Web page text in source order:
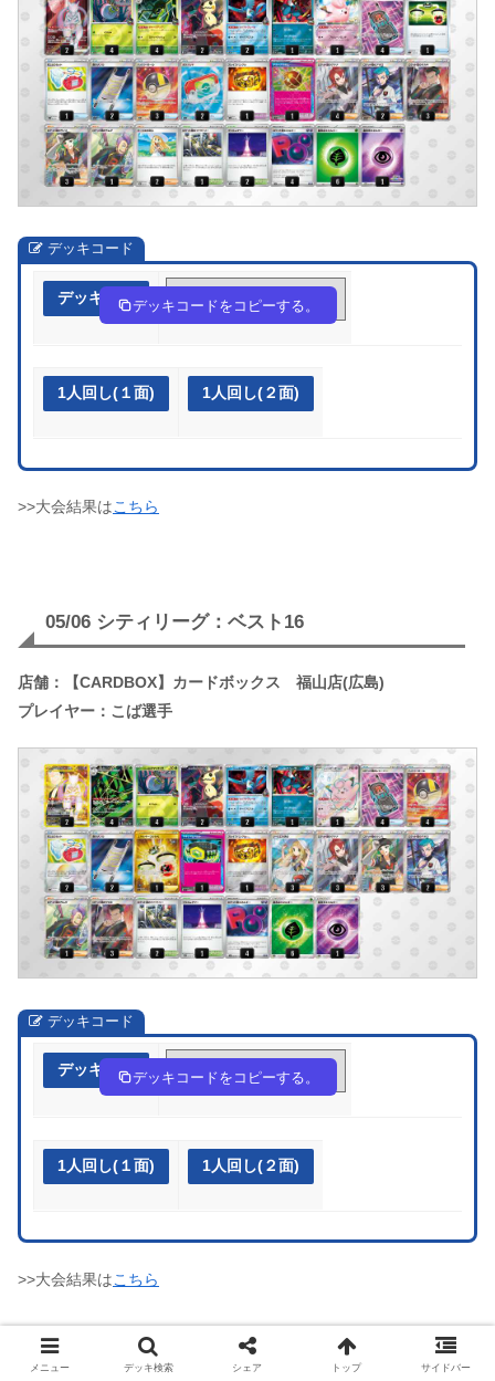
デッキコード
デッキ作成 yy3ppE-l3yxyD-pR2SMS
デッキコードをコピーする。
1人回し(１面) 1人回し(２面)
>>大会結果はこちら
05/06 シティリーグ：ベスト16
店舗：【CARDBOX】カードボックス 福山店(広島)
プレイヤー：こば選手
デッキコード
デッキ作成 ggnQQn-dyw4RB-Ngi9Hg
デッキコードをコピーする。
1人回し(１面) 1人回し(２面)
>>大会結果はこちら
メニュー デッキ検索 シェア トップ サイドバー